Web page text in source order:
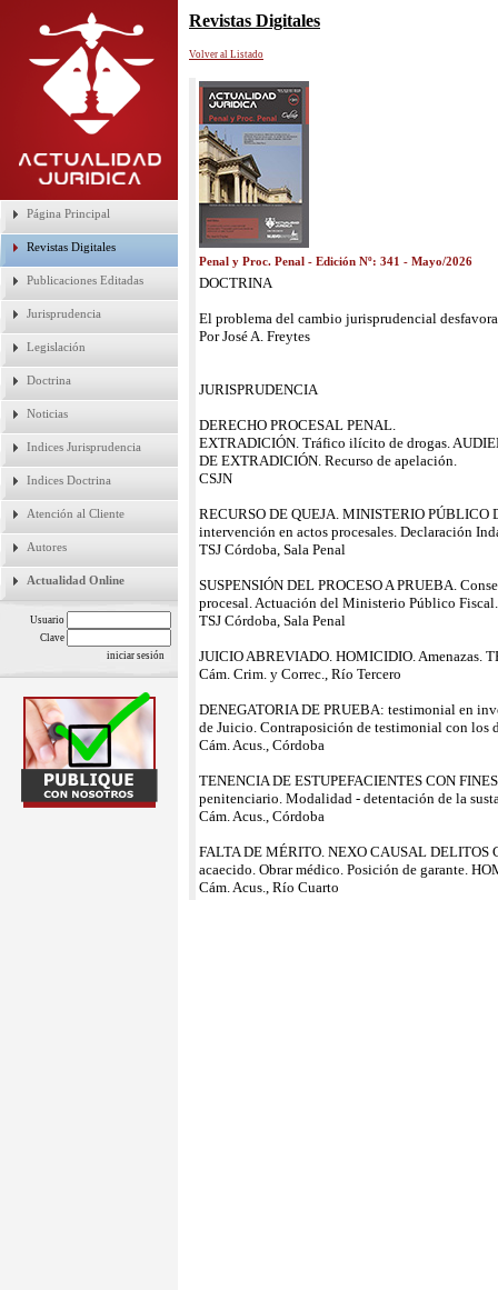
Página Principal
Revistas Digitales
Publicaciones Editadas
Jurisprudencia
Legislación
Doctrina
Noticias
Indices Jurisprudencia
Indices Doctrina
Atención al Cliente
Autores
Actualidad Online
Usuario
Clave
Revistas Digitales
Volver al Listado
Penal y Proc. Penal - Edición Nº: 341 - Mayo/2026
DOCTRINA
El problema del cambio jurisprudencial
Por José A. Freytes
JURISPRUDENCIA
DERECHO PROCESAL PENAL.
EXTRADICIÓN. Tráfico ilícito de drogas.
DE EXTRADICIÓN. Recurso de apelación.
CSJN
RECURSO DE QUEJA. MINISTERIO
intervención en actos procesales. Declaración
TSJ Córdoba, Sala Penal
SUSPENSIÓN DEL PROCESO A PRUEBA.
procesal. Actuación del Ministerio Público
TSJ Córdoba, Sala Penal
JUICIO ABREVIADO. HOMICIDIO. Amenazas.
Cám. Crim. y Correc., Río Tercero
DENEGATORIA DE PRUEBA: testimonial en
de Juicio. Contraposición de testimonial con los
Cám. Acus., Córdoba
TENENCIA DE ESTUPEFACIENTES CON
penitenciario. Modalidad - detentación de la
Cám. Acus., Córdoba
FALTA DE MÉRITO. NEXO CAUSAL DELITOS
acaecido. Obrar médico. Posición de garante.
Cám. Acus., Río Cuarto